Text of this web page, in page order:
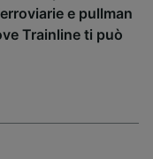
e pullman
Trainline ti può